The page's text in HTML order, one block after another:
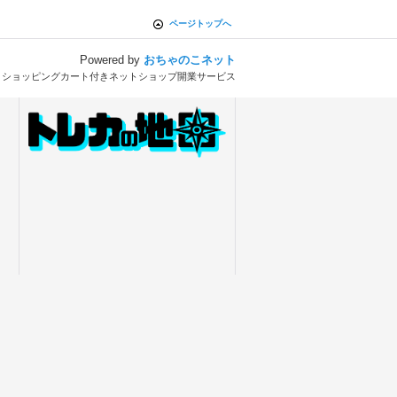
ページトップへ
Powered by おちゃのこネット
ョッピングカート付きネットショップ開業サービス